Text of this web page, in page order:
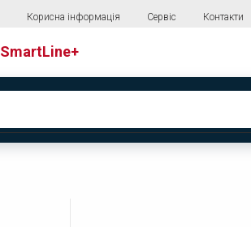
Корисна інформація Сервіс Контакти
SmartLine+